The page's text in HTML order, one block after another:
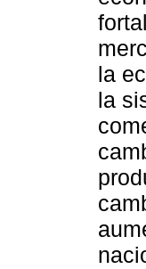
la
la